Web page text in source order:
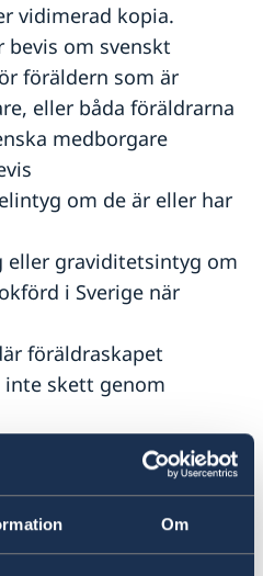
Om
vidimerad kopia.
bevis om svenskt
föräldern som är
eller båda föräldrarna
medborgare
om de är eller har
eller graviditetsintyg om
i Sverige när
föräldraskapet
skett genom
i original.
av